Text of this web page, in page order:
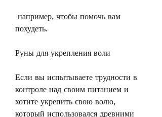
похудеть.
Руны для укрепления воли
Если вы испытываете трудности в
контроле над своим питанием и
хотите укрепить свою волю,
который использовался древними